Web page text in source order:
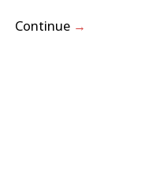
Continue →